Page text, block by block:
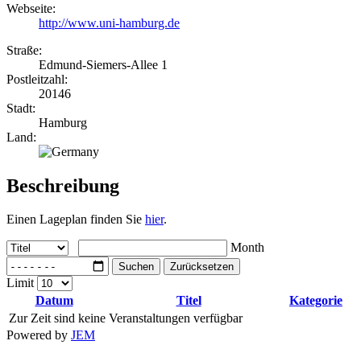
Webseite:
http://www.uni-hamburg.de
Straße:
Edmund-Siemers-Allee 1
Postleitzahl:
20146
Stadt:
Hamburg
Land:
Beschreibung
Einen Lageplan finden Sie hier.
Month
Suchen Zurücksetzen
Limit
Datum
Titel
Kategorie
Zur Zeit sind keine Veranstaltungen verfügbar
Powered by JEM